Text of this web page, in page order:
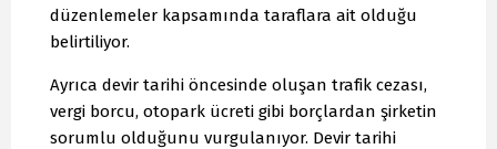
düzenlemeler kapsamında taraflara ait olduğu
belirtiliyor.
Ayrıca devir tarihi öncesinde oluşan trafik cezası,
vergi borcu, otopark ücreti gibi borçlardan şirketin
sorumlu olduğunu vurgulanıyor. Devir tarihi